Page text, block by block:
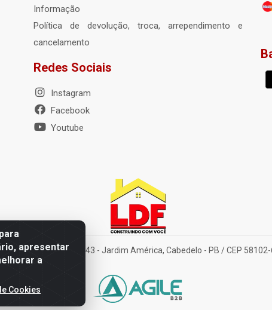
apresentar
a
Cookies
Informação
Política de devolução, troca, arrependimento e
cancelamento
Redes Sociais
Instagram
Facebook
Youtube
Amorim Brito, 1343 - Jardim América, Cabedelo - PB / CEP